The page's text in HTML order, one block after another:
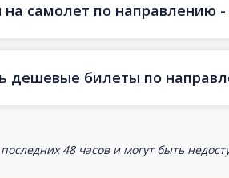
самолет по направлению -
дешевые билеты по
48 часов и могут быть